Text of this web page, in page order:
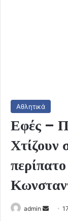
Αθλητικά
Εφές –
Χτίζουν
admin
Send